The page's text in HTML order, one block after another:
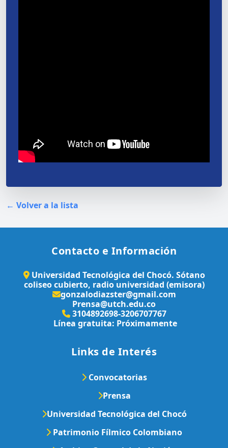
← Volver a la lista
Contacto e Información
Universidad Tecnológica del Chocó. Sótano
coliseo cubierto, radio universidad (emisora)
gonzalodiazster@gmail.com
Prensa@utch.edu.co
3104892698-3206707767
Línea gratuita: Próximamente
Links de Interés
Convocatorias
Prensa
Universidad Tecnológica del Chocó
Patrimonio Fílmico Colombiano